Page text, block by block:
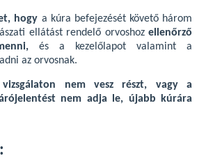
hogy a kúra befejezését követő három
ellátást rendelő orvoshoz ellenőrző
és a kezelőlapot valamint a
az orvosnak.
nem vesz részt, vagy a
nem adja le, újabb kúrára